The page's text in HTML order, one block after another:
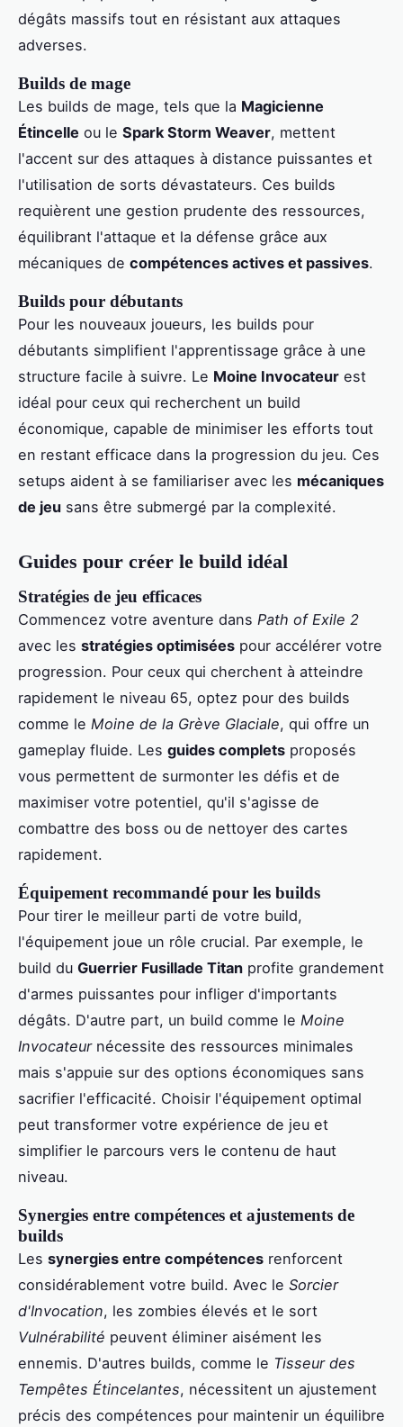
dégâts massifs tout en résistant aux attaques
adverses.
Builds de mage
Les builds de mage, tels que la Magicienne
Étincelle ou le Spark Storm Weaver, mettent
l'accent sur des attaques à distance puissantes et
l'utilisation de sorts dévastateurs. Ces builds
requièrent une gestion prudente des ressources,
équilibrant l'attaque et la défense grâce aux
mécaniques de compétences actives et passives.
Builds pour débutants
Pour les nouveaux joueurs, les builds pour
débutants simplifient l'apprentissage grâce à une
structure facile à suivre. Le Moine Invocateur est
idéal pour ceux qui recherchent un build
économique, capable de minimiser les efforts tout
en restant efficace dans la progression du jeu. Ces
setups aident à se familiariser avec les mécaniques
de jeu sans être submergé par la complexité.
Guides pour créer le build idéal
Stratégies de jeu efficaces
Commencez votre aventure dans Path of Exile 2
avec les stratégies optimisées pour accélérer votre
progression. Pour ceux qui cherchent à atteindre
rapidement le niveau 65, optez pour des builds
comme le Moine de la Grève Glaciale, qui offre un
gameplay fluide. Les guides complets proposés
vous permettent de surmonter les défis et de
maximiser votre potentiel, qu'il s'agisse de
combattre des boss ou de nettoyer des cartes
rapidement.
Équipement recommandé pour les builds
Pour tirer le meilleur parti de votre build,
l'équipement joue un rôle crucial. Par exemple, le
build du Guerrier Fusillade Titan profite grandement
d'armes puissantes pour infliger d'importants
dégâts. D'autre part, un build comme le Moine
Invocateurnécessite des ressources minimales
mais s'appuie sur des options économiques sans
sacrifier l'efficacité. Choisir l'équipement optimal
peut transformer votre expérience de jeu et
simplifier le parcours vers le contenu de haut
niveau.
Synergies entre compétences et ajustements de
builds
Les synergies entre compétences renforcent
considérablement votre build. Avec le Sorcier
d'Invocation, les zombies élevés et le sort
Vulnérabilité peuvent éliminer aisément les
ennemis. D'autres builds, comme le Tisseur des
Tempêtes Étincelantes, nécessitent un ajustement
précis des compétences pour maintenir un équilibre